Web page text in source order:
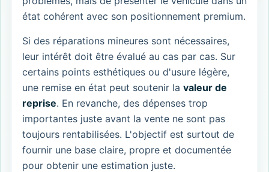
état cohérent avec son positionnement premium.
Si des réparations mineures sont nécessaires,
leur intérêt doit être évalué au cas par cas. Sur
certains points esthétiques ou d'usure légère,
une remise en état peut soutenir la valeur de
reprise. En revanche, des dépenses trop
importantes juste avant la vente ne sont pas
toujours rentabilisées. L'objectif est surtout de
fournir une base claire, propre et documentée
pour obtenir une estimation juste.